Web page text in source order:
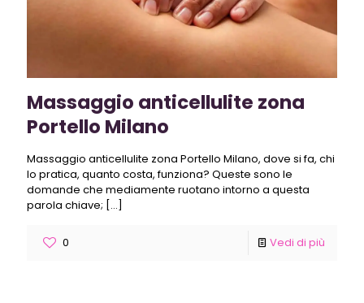
Massaggio anticellulite zona
Portello Milano
Massaggio anticellulite zona Portello Milano, dove si fa, chi
lo pratica, quanto costa, funziona? Queste sono le
domande che mediamente ruotano intorno a questa
parola chiave; […]
0 Vedi di più